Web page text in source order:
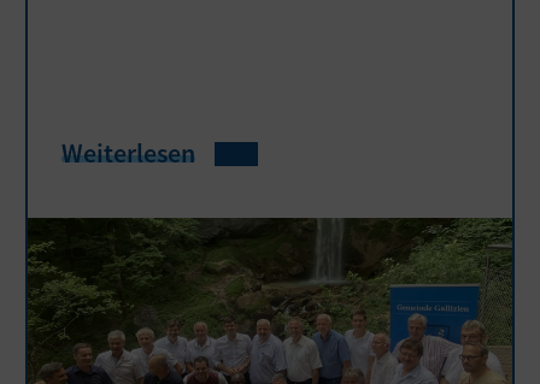
Weiterlesen